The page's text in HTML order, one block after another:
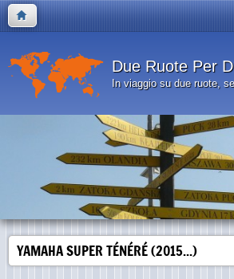
Due Ruote Per
In viaggio su due ruote,
YAMAHA SUPER TÉNÉRÉ (2015...)